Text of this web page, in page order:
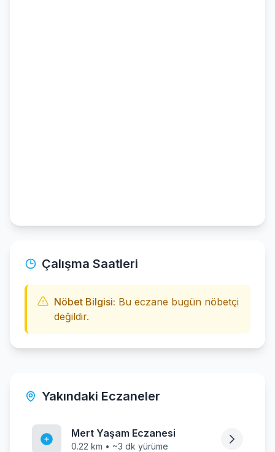
Çalışma Saatleri
Nöbet Bilgisi: Bu eczane bugün nöbetçi
değildir.
Yakındaki Eczaneler
Mert Yaşam Eczanesi
0.22 km • ~3 dk yürüme